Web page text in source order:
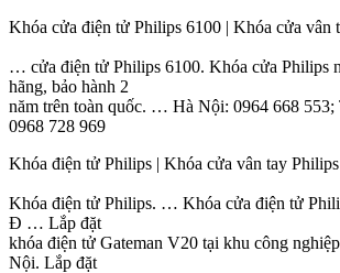
Khóa cửa điện tử Philips 6100 | Khóa cửa vân
… cửa điện tử Philips 6100. Khóa cửa Philips
hãng, bảo hành 2
năm trên toàn quốc. … Hà Nội: 0964 668
0968 728 969
Khóa điện tử Philips | Khóa cửa vân tay Philips
Khóa điện tử Philips. … Khóa cửa điện tử
Đ … Lắp đặt
khóa điện tử Gateman V20 tại khu công
Nội. Lắp đặt